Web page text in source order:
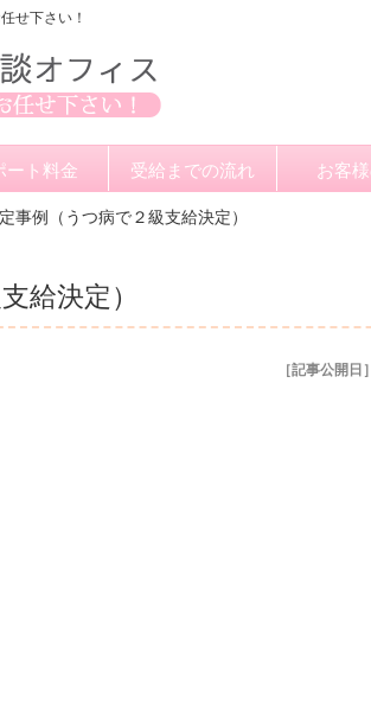
せ下さい！
ート料金 受給までの流れ お客
事例（うつ病で２級支給決定）
給決定）
［記事公開